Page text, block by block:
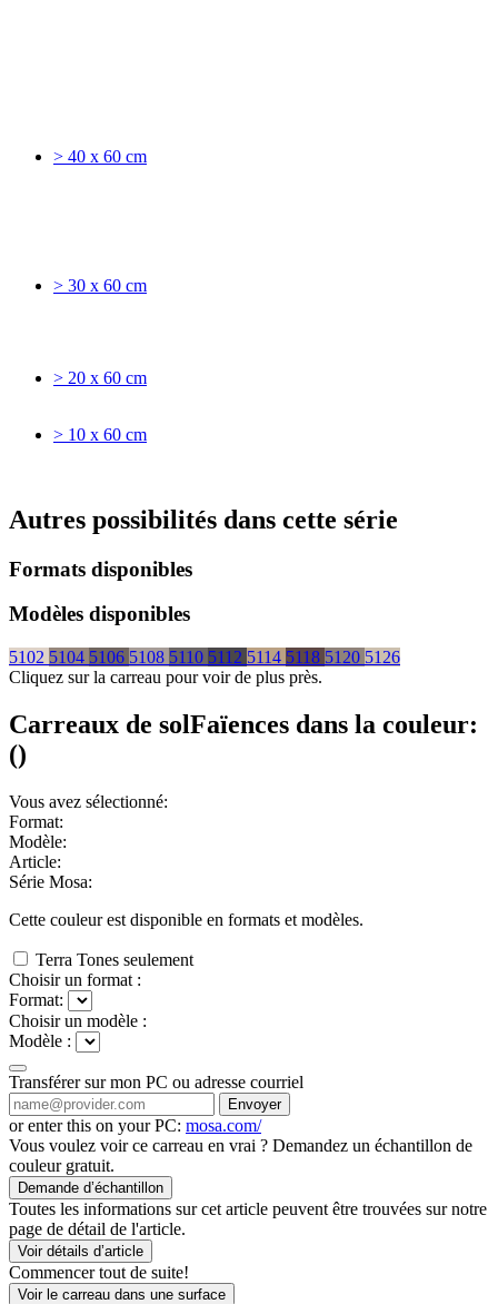
> 40 x 60 cm
> 30 x 60 cm
> 20 x 60 cm
> 10 x 60 cm
Autres possibilités dans cette série
Formats disponibles
Modèles disponibles
5102 5104 5106 5108 5110 5112 5114 5118 5120 5126
Cliquez sur la carreau pour voir de plus près.
Carreaux de solFaïences dans la couleur:
()
Vous avez sélectionné:
Format:
Modèle:
Article:
Série Mosa:
Cette couleur est disponible en formats et modèles.
Terra Tones seulement
Choisir un format :
Format:
Choisir un modèle :
Modèle :
Transférer sur mon PC ou adresse courriel
Envoyer
or enter this on your PC: mosa.com/
Vous voulez voir ce carreau en vrai ? Demandez un échantillon de
couleur gratuit.
Demande d’échantillon
Toutes les informations sur cet article peuvent être trouvées sur notre
page de détail de l'article.
Voir détails d’article
Commencer tout de suite!
Voir le carreau dans une surface